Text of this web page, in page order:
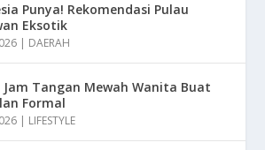
Punya! Rekomendasi Pulau
Eksotik
| DAERAH
Jam Tangan Mewah Wanita Buat
Formal
| LIFESTYLE